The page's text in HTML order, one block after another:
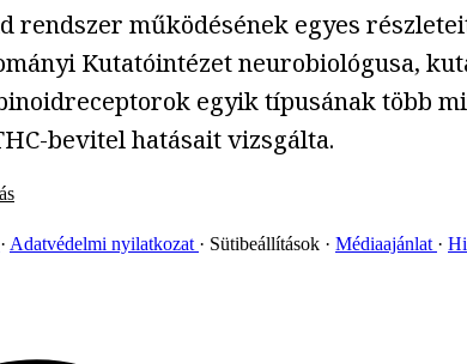
rendszer működésének egyes
Kutatóintézet neurobiológusa,
egyik típusának több
bevitel hatásait vizsgálta.
Adatvédelmi nyilatkozat Sütibeállítások Médiaajánlat